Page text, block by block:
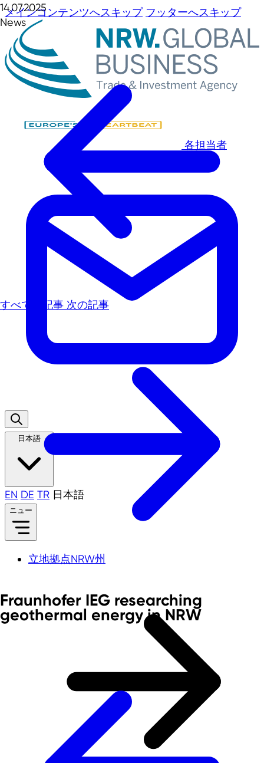
メインコンテンツへスキップ フッターへスキップ
各担当者
日本語
EN DE TR 日本語
ニュー
立地拠点NRW州
14.07.2025
News
すべての記事 次の記事
Fraunhofer IEG researching
geothermal energy in NRW